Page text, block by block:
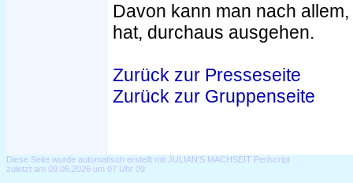
Davon kann man nach
hat, durchaus ausgehen.
Zurück zur Presseseite
Zurück zur Gruppenseite
Diese Seite wurde automatisch erstellt mit JULIAN'S MACHSEIT Perlscript
zuletzt am 09.06.2026 um 07 Uhr 09